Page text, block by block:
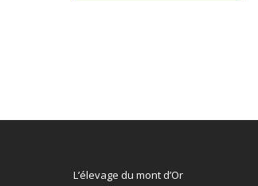
L’élevage du mont d’Or